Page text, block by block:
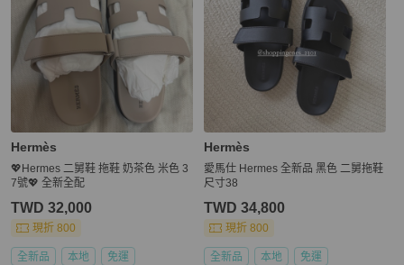
Hermès
💖Hermes 二舅鞋 拖鞋 奶茶色 米色 3
7號💖 全新全配
TWD 32,000
現折 800
全新品 本地 免運
Hermès
愛馬仕 Hermes 全新品 黑色 二舅拖鞋
尺寸38
TWD 34,800
現折 800
全新品 本地 免運